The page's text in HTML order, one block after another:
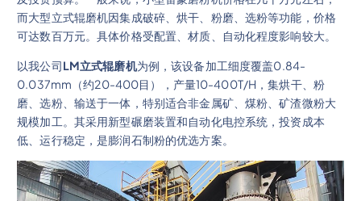
而大型立式辊磨机因集成破碎、烘干、粉磨、选粉等功能，价格
可达数百万元。具体价格受配置、材质、自动化程度影响较大。
以我公司LM立式辊磨机为例，该设备加工细度覆盖0.84-
0.037mm（约20-400目），产量10-400T/H，集烘干、粉
磨、选粉、输送于一体，特别适合非金属矿、煤粉、矿渣微粉大
规模加工。其采用新型碾磨装置和自动化电控系统，投资成本
低、运行稳定，是膨润石制粉的优选方案。